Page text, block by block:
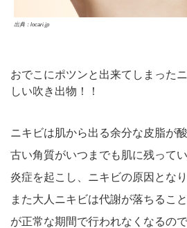
出典：locari.jp
おでこにポツンと出来てしまった
しい吹き出物！！
ニキビは肌から出る余分な皮脂が
古い角質がいつまでも肌に残って
炎症を起こし、ニキビの原因となり
また大人ニキビは代謝が落ちるこ
が正常な期間で行われなくなるの